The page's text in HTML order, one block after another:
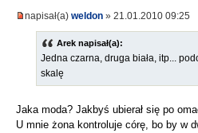
napisał(a) weldon » 21.01.2010 09:25
Arek napisał(a):
Jedna czarna, druga biała, itp...
skalę
Jaka moda? Jakbyś ubierał się po
U mnie żona kontroluje córę, bo by w